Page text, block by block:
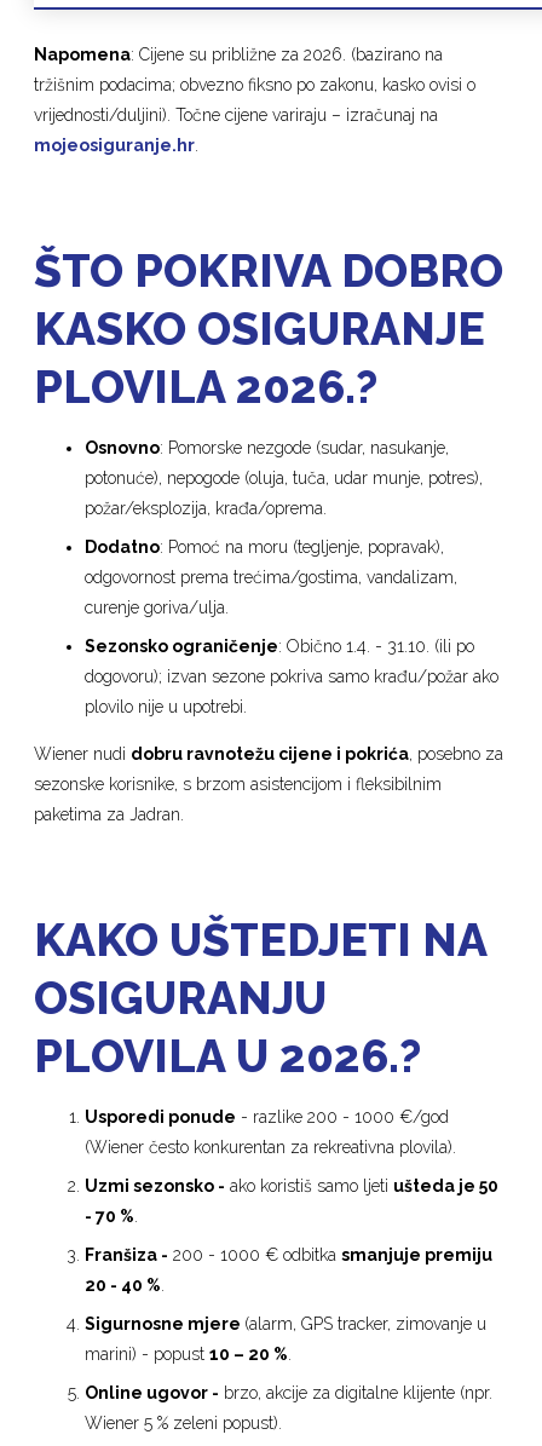
Napomena: Cijene su približne za 2026. (bazirano na
tržišnim podacima; obvezno fiksno po zakonu, kasko ovisi o
vrijednosti/duljini). Točne cijene variraju – izračunaj na
mojeosiguranje.hr
ŠTO POKRIVA DOBRO
KASKO OSIGURANJE
PLOVILA 2026.?
Osnovno: Pomorske nezgode (sudar, nasukanje,
potonuće), nepogode (oluja, tuča, udar munje, potres),
požar/eksplozija, krađa/oprema.
Dodatno: Pomoć na moru (tegljenje, popravak),
odgovornost prema trećima/gostima, vandalizam,
curenje goriva/ulja.
Sezonsko ograničenje: Obično 1.4. - 31.10. (ili po
dogovoru); izvan sezone pokriva samo krađu/požar ako
plovilo nije u upotrebi.
Wiener nudi dobru ravnotežu cijene i pokrića, posebno za
sezonske korisnike, s brzom asistencijom i fleksibilnim
paketima za Jadran.
KAKO UŠTEDJETI NA
OSIGURANJU
PLOVILA U 2026.?
Usporedi ponude - razlike 200 - 1000 €/god
(Wiener često konkurentan za rekreativna plovila).
Uzmi sezonsko - ako koristiš samo ljeti ušteda je50
- 70 %.
Franšiza - 200 - 1000 € odbitkasmanjuje premiju
20 - 40 %.
Sigurnosne mjere (alarm, GPS tracker, zimovanje u
marini) - popust10 – 20 %.
Online ugovor - brzo, akcije za digitalne klijente (npr.
Wiener 5 % zeleni popust).